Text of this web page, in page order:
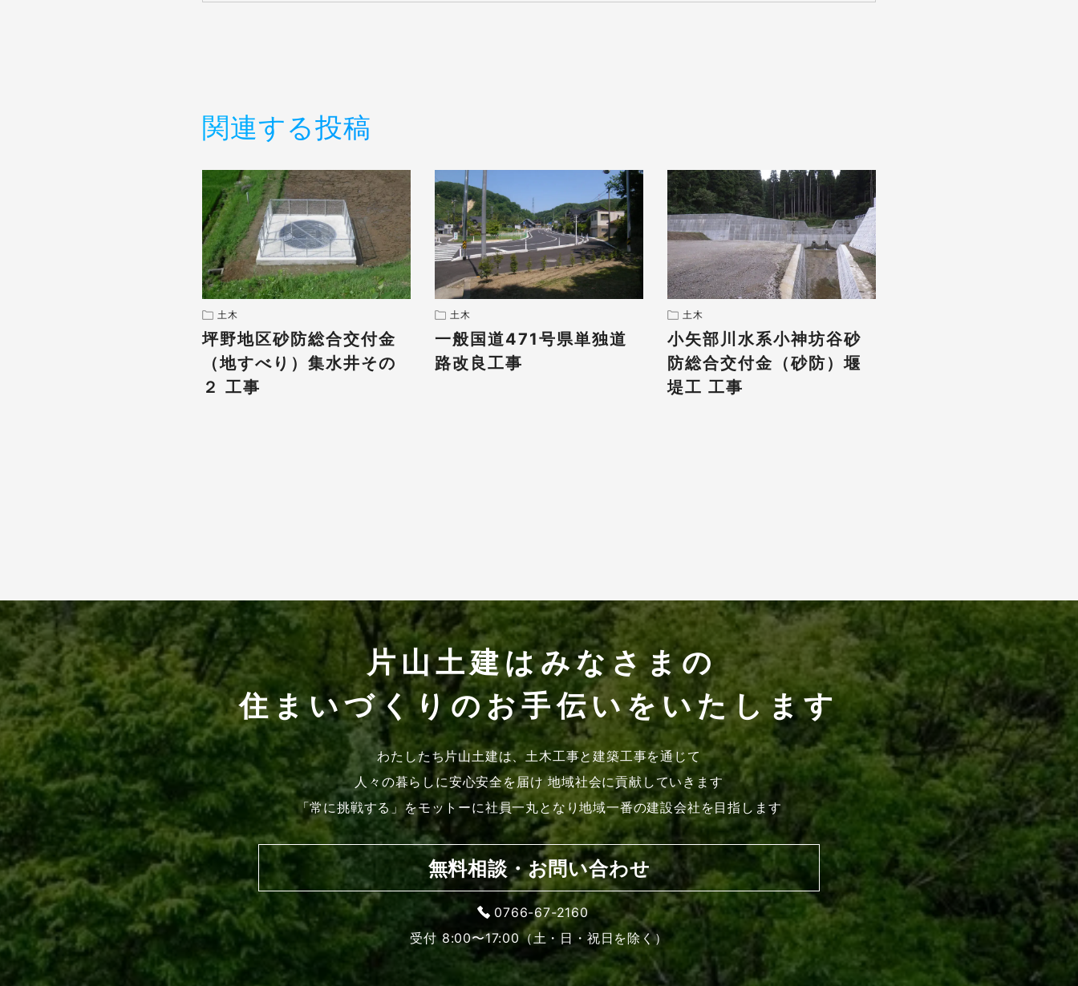
関連する投稿
土木
坪野地区砂防総合交付金
（地すべり）集水井その
２ 工事
土木
一般国道471号県単独道
路改良工事
土木
小矢部川水系小神坊谷砂
防総合交付金（砂防）堰
堤工 工事
片山土建はみなさまの
住まいづくりのお手伝いをいたします
わたしたち片山土建は、土木工事と建築工事を通じて
人々の暮らしに安心安全を届け 地域社会に貢献していきます
「常に挑戦する」をモットーに社員一丸となり地域一番の建設会社を目指します
無料相談・お問い合わせ
0766-67-2160
受付 8:00〜17:00（土・日・祝日を除く）